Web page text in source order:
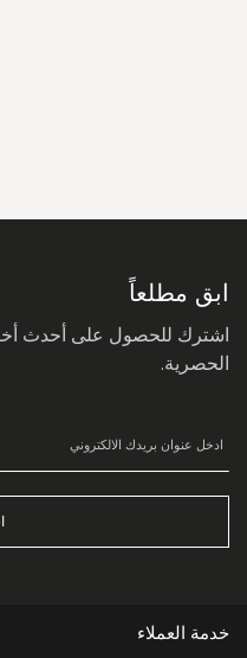
ابق مطلعاً
اشترك للحصول على أحدث
الحصرية.
خدمة العملاء